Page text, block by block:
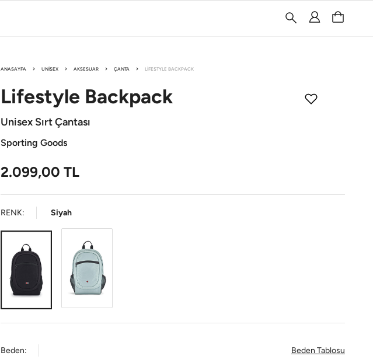
ANASAYFA UNISEX AKSESUAR ÇANTA LIFESTYLE BACKPACK
Lifestyle Backpack
Unisex Sırt Çantası
Sporting Goods
2.099,00 TL
RENK: Siyah
Beden: Beden Tablosu